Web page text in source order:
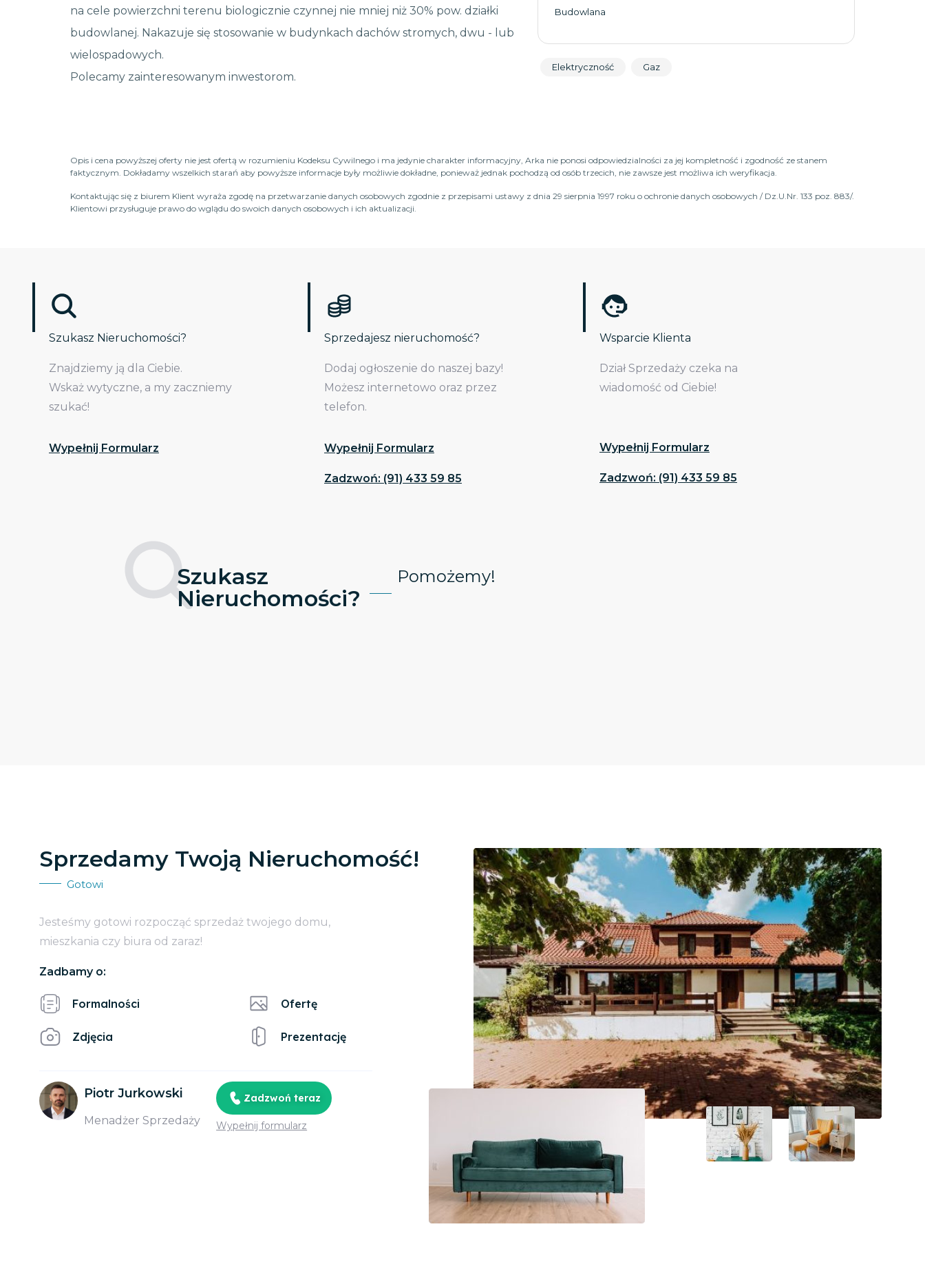
na cele powierzchni terenu biologicznie czynnej nie mniej niż 30% pow. działki
budowlanej. Nakazuje się stosowanie w budynkach dachów stromych, dwu - lub
wielospadowych.
Polecamy zainteresowanym inwestorom.
Budowlana
Elektryczność Gaz
Opis i cena powyższej oferty nie jest ofertą w rozumieniu Kodeksu Cywilnego i ma jedynie charakter informacyjny, Arka nie ponosi odpowiedzialności za jej kompletność i zgodność ze stanem
faktycznym. Dokładamy wszelkich starań aby powyższe informacje były możliwie dokładne, ponieważ jednak pochodzą od osób trzecich, nie zawsze jest możliwa ich weryfikacja.
Kontaktując się z biurem Klient wyraża zgodę na przetwarzanie danych osobowych zgodnie z przepisami ustawy z dnia 29 sierpnia 1997 roku o ochronie danych osobowych / Dz.U.Nr. 133 poz. 883/.
Klientowi przysługuje prawo do wglądu do swoich danych osobowych i ich aktualizacji.
Szukasz Nieruchomości?
Znajdziemy ją dla Ciebie.
Wskaż wytyczne, a my zaczniemy
szukać!
Wypełnij Formularz
Sprzedajesz nieruchomość?
Dodaj ogłoszenie do naszej bazy!
Możesz internetowo oraz przez
telefon.
Wypełnij Formularz
Zadzwoń: (91) 433 59 85
Wsparcie Klienta
Dział Sprzedaży czeka na
wiadomość od Ciebie!
Wypełnij Formularz
Zadzwoń: (91) 433 59 85
Szukasz
Nieruchomości?
Pomożemy!
Sprzedamy Twoją Nieruchomość!
Gotowi
Jesteśmy gotowi rozpocząć sprzedaż twojego domu,
mieszkania czy biura od zaraz!
Zadbamy o:
Formalności
Zdjęcia
Ofertę
Prezentację
Piotr Jurkowski
Menadżer Sprzedaży
Zadzwoń teraz
Wypełnij formularz